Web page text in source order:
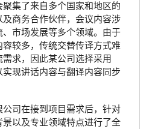
集了来自多个国家和地区的
商务合作伙伴，会议内容涉
市场发展等多个领域。由于
较多，传统交替传译方式难
求，因此某公司选择采用
实现讲话内容与翻译内容同步
司在接到项目需求后，针对
以及专业领域特点进行了全